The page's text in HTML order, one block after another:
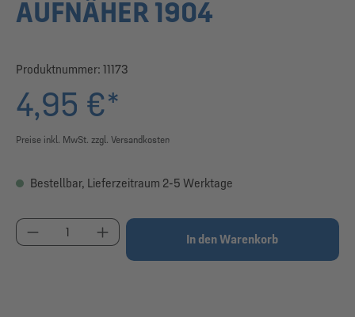
AUFNÄHER 1904
Produktnummer: 11173
4,95 €*
Preise inkl. MwSt. zzgl. Versandkosten
Bestellbar, Lieferzeitraum 2-5 Werktage
Produkt Anzahl: Gib den gewünschten Wert ein
In den Warenkorb